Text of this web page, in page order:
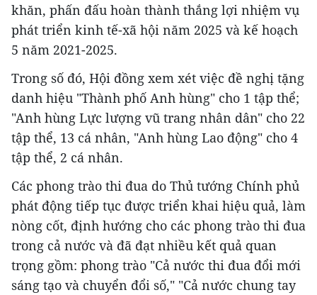
khăn, phấn đấu hoàn thành thắng lợi nhiệm vụ
phát triển kinh tế-xã hội năm 2025 và kế hoạch
5 năm 2021-2025.
Trong số đó, Hội đồng xem xét việc đề nghị tặng
danh hiệu "Thành phố Anh hùng" cho 1 tập thể;
"Anh hùng Lực lượng vũ trang nhân dân" cho 22
tập thể, 13 cá nhân, "Anh hùng Lao động" cho 4
tập thể, 2 cá nhân.
Các phong trào thi đua do Thủ tướng Chính phủ
phát động tiếp tục được triển khai hiệu quả, làm
nòng cốt, định hướng cho các phong trào thi đua
trong cả nước và đã đạt nhiều kết quả quan
trọng gồm: phong trào "Cả nước thi đua đổi mới
sáng tạo và chuyển đổi số," "Cả nước chung tay